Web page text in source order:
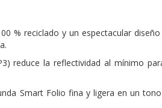
% reciclado y un espectacular
reduce la reflectividad al mínimo
Smart Folio fina y ligera en un